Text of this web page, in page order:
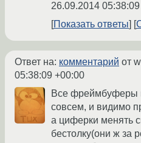
26.09.2014
Показать ответы
Ответ на: комментарий от
05:38:09 +00:00
Все фреймбуферы
совсем, и видимо
а циферки менять
бестолку(они ж за